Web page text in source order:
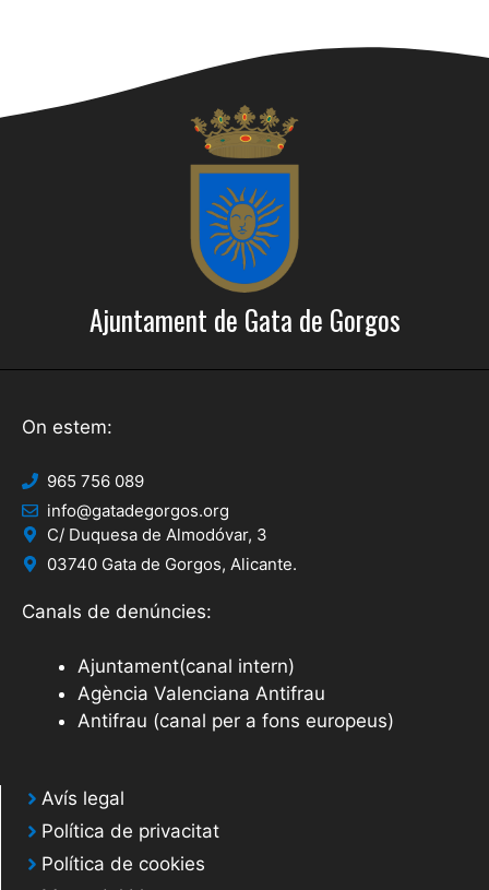
Ajuntament de Gata de Gorgos
On estem:
965 756 089
info@gatadegorgos.org
C/ Duquesa de Almodóvar, 3
03740 Gata de Gorgos, Alicante.
Canals de denúncies:
Ajuntament(canal intern)
Agència Valenciana Antifrau
Antifrau (canal per a fons europeus)
Avís legal
Política de privacitat
Política de cookies